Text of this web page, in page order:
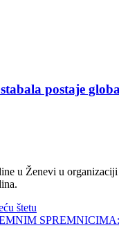
postaje
u Ženevi u
štetu
SPREMNICIMA: